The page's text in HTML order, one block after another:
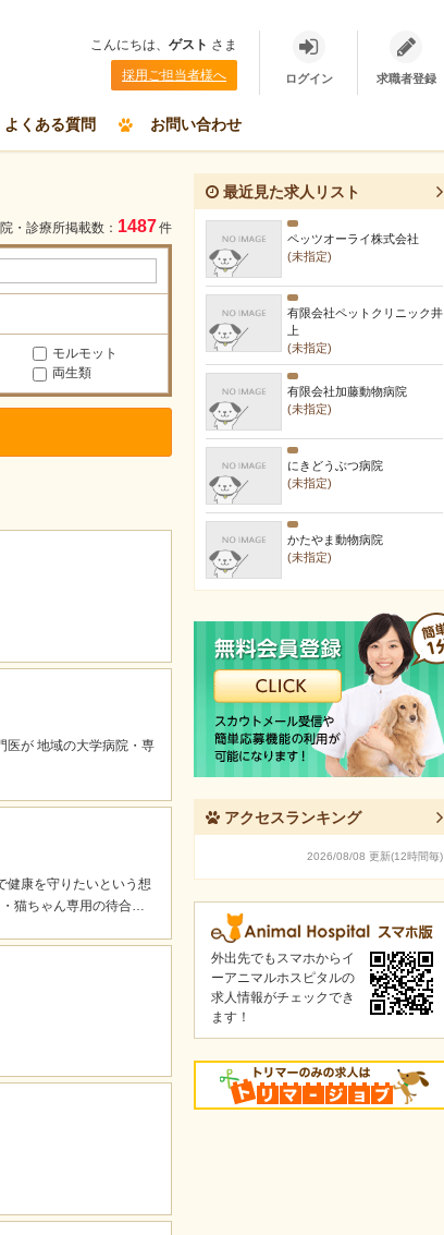
こんにちは、 ゲスト さま
採用ご担当者様へ
ログイン 求職者登録
よくある質問 お問い合わせ
・診療所掲載数： 1487件
モルモット
両生類
医が 地域の大学病院・専
健康を守りたいという想
猫ちゃん専用の待合…
最近見た求人リスト
ペッツオーライ株式会社
(未指定)
有限会社ペットクリニック井
上
(未指定)
有限会社加藤動物病院
(未指定)
にきどうぶつ病院
(未指定)
かたやま動物病院
(未指定)
アクセスランキング
2026/08/08 更新(12時間毎)
外出先でもスマホからイ
ーアニマルホスピタルの
求人情報がチェックでき
ます！